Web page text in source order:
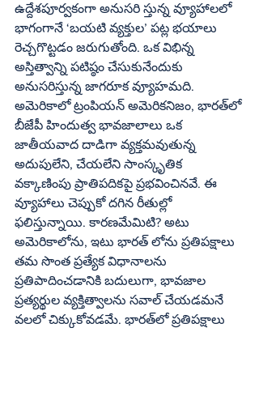
ఉద్దేశపూర్వకంగా అనుసరి స్తున్న వ్యూహాలలో
భాగంగానే ‘బయటి వ్యక్తుల’ పట్ల భయాలు
రెచ్చగొట్టడం జరుగుతోంది. ఒక విభిన్న
అస్తిత్వాన్ని పటిష్ఠం చేసుకునేందుకు
అనుసరిస్తున్న జాగరూక వ్యూహమది.
అమెరికాలో ట్రంపియన్‌ అమెరికనిజం, భారత్‌లో
బీజేపీ హిందుత్వ భావజాలాలు ఒక
జాతీయవాద దాడిగా వ్యక్తమవుతున్న
అదుపులేని, చేయలేని సాంస్కృతిక
వక్కాణింపు ప్రాతిపదికపై ప్రభవించినవే. ఈ
వ్యూహాలు చెప్పుకో దగిన రీతుల్లో
ఫలిస్తున్నాయి. కారణమేమిటి? అటు
అమెరికాలోను, ఇటు భారత్‌ లోను ప్రతిపక్షాలు
తమ సొంత ప్రత్యేక విధానాలను
ప్రతిపాదించడానికి బదులుగా, భావజాల
ప్రత్యర్థుల వ్యక్తిత్వాలను సవాల్‌ చేయడమనే
వలలో చిక్కుకోవడమే. భారత్‌లో ప్రతిపక్షాలు